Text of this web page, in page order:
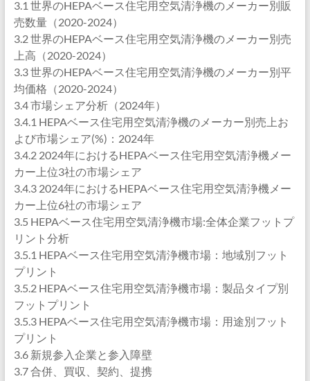
3.1 世界のHEPAベース住宅用空気清浄機のメーカー別販
売数量（2020-2024）
3.2 世界のHEPAベース住宅用空気清浄機のメーカー別売
上高（2020-2024）
3.3 世界のHEPAベース住宅用空気清浄機のメーカー別平
均価格（2020-2024）
3.4 市場シェア分析（2024年）
3.4.1 HEPAベース住宅用空気清浄機のメーカー別売上お
よび市場シェア(%)：2024年
3.4.2 2024年におけるHEPAベース住宅用空気清浄機メー
カー上位3社の市場シェア
3.4.3 2024年におけるHEPAベース住宅用空気清浄機メー
カー上位6社の市場シェア
3.5 HEPAベース住宅用空気清浄機市場:全体企業フットプ
リント分析
3.5.1 HEPAベース住宅用空気清浄機市場：地域別フット
プリント
3.5.2 HEPAベース住宅用空気清浄機市場：製品タイプ別
フットプリント
3.5.3 HEPAベース住宅用空気清浄機市場：用途別フット
プリント
3.6 新規参入企業と参入障壁
3.7 合併、買収、契約、提携